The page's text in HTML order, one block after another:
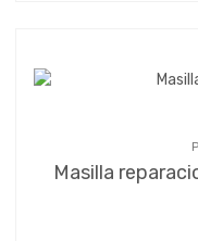
Masilla